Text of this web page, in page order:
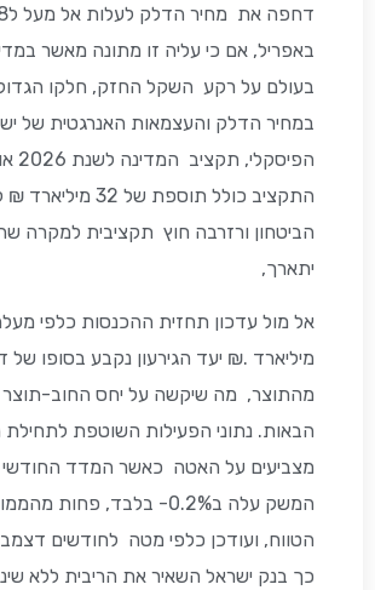
באפריל, אם כי עליה זו מתונה מאשר
בעולם על רקע השקל החזק, חלקו הגדול
במחיר הדלק והעצמאות האנרגטית של
התקציב כולל תוספת של
הביטחון ורזרבה חוץ תקציבית למקרה
יתארך,
מהתוצר, מה שיקשה על יחס החוב-
הבאות. נתוני הפעילות השוטפת
מצביעים על האטה כאשר המדד החודשי
המשק עלה ב0.2%- בלבד, פחות
הטווח, ועודכן כלפי מטה לחודשים
כך בנק ישראל השאיר את הריבית ללא